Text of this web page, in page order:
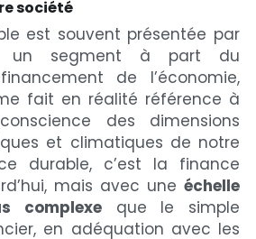
société
est souvent présentée par
un segment à part du
de l’économie,
fait en réalité référence à
des dimensions
et climatiques de notre
durable, c’est la finance
mais avec une échelle
complexe que le simple